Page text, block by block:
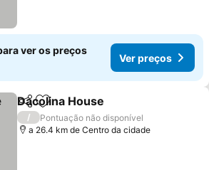
ver os preços
Ver preços
PartilharAdicionar aos favoritos
Dacolina House
/
Pontuação não disponível
a 26.4 km de Centro da cidade